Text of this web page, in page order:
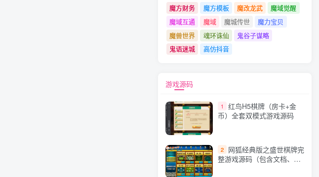
魔方财务
魔方模板 魔改龙武
魔域觉醒
魔域互通
魔域 魔城传世
魔力宝贝
魔兽世界
魂环诛仙
鬼谷子谋略
鬼语迷城
高仿抖音
游戏源码
1
红鸟H5棋牌（房卡+金
币）全套双模式游戏源码
2
网狐经典版之盛世棋牌完
整游戏源码（包含文档、架